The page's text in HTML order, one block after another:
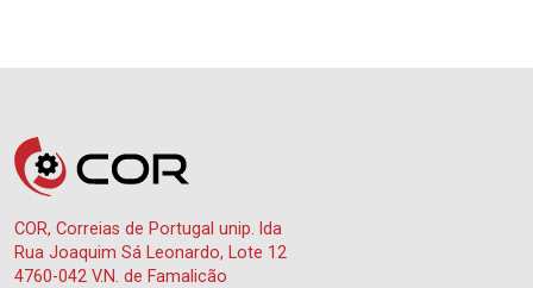
COR, Correias de Portugal unip. lda
Rua Joaquim Sá Leonardo, Lote 12
4760-042 V.N. de Famalicão